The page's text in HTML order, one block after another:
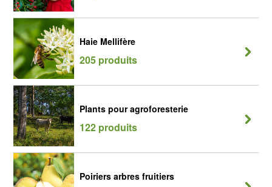
Haie Mellifère
205 produits
Plants pour agroforesterie
122 produits
Poiriers arbres fruitiers